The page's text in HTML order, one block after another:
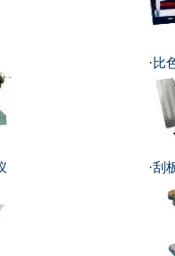
·比
·刮